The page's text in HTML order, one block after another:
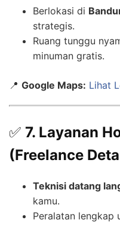
Berlokasi di
strategis.
Ruang tunggu
minuman gratis.
📍 Google Maps: Lihat
✅ 7. Layanan
(Freelance
Teknisi datang
kamu.
Peralatan lengkap